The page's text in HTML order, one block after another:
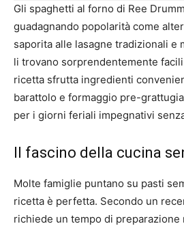
Gli spaghetti al forno di Ree
guadagnando popolarità come
saporita alle lasagne tradizionali e
li trovano sorprendentemente
ricetta sfrutta ingredienti
barattolo e formaggio pre-
per i giorni feriali impegnativi
Il fascino della cucina
Molte famiglie puntano su pasti
ricetta è perfetta. Secondo un
richiede un tempo di preparazione